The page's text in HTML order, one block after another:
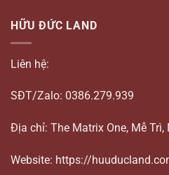
HỮU ĐỨC LAND
Liên hệ:
SĐT/Zalo: 0386.279.939
Địa chỉ: The Matrix One, Mễ Trì,
Website: https://